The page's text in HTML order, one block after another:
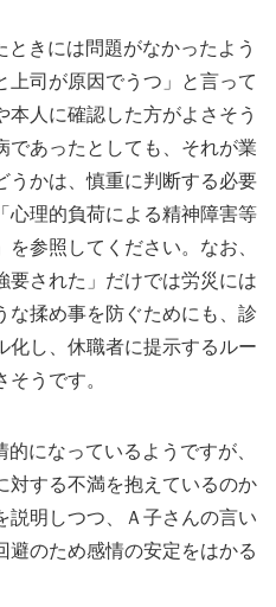
きには問題がなかったよう
上司が原因でうつ」と言って
人に確認した方がよさそう
であったとしても、それが業
うかは、慎重に判断する必要
心理的負荷による精神障害等
参照してください。なお、
要された」だけでは労災には
な揉め事を防ぐためにも、診
化し、休職者に提示するルー
うです。
になっているようですが、
対する不満を抱えているのか
説明しつつ、Ａ子さんの言い
のため感情の安定をはかる